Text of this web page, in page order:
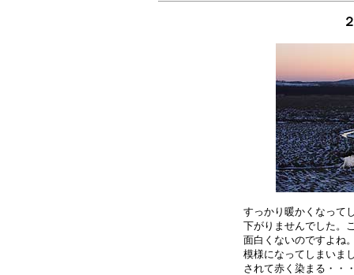
すっかり暖かくなって
下がりませんでした。
面白くないのですよね
模様になってしまいま
されて赤く染まる・・